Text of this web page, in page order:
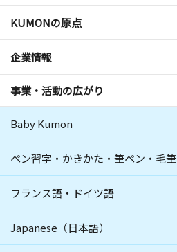
KUMONの原点
企業情報
事業・活動の広がり
Baby Kumon
ペン習字・かきかた・筆ペン・毛筆
フランス語・ドイツ語
Japanese（日本語）